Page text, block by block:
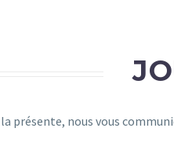
la présente, nous vous